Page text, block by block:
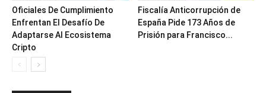
Oficiales De Cumplimiento
Enfrentan El Desafío De
Adaptarse Al Ecosistema
Cripto
Fiscalía Anticorrupción de
España Pide 173 Años de
Prisión para Francisco...